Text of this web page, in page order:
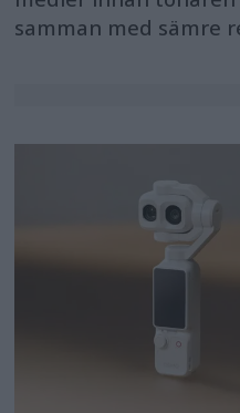
samman med sämre